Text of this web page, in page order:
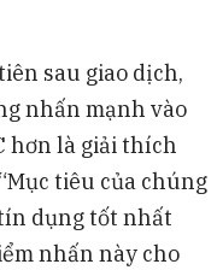
sau giao dịch,
nhấn mạnh vào
hơn là giải thích
tiêu của chúng
dụng tốt nhất
nhấn này cho